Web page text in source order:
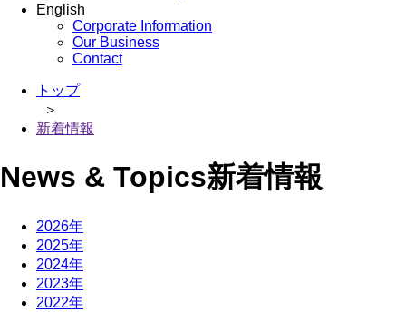
English
Corporate Information
Our Business
Contact
トップ
＞
新着情報
News & Topics新着情報
2026年
2025年
2024年
2023年
2022年